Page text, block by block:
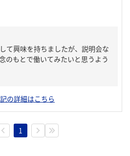
て興味を持ちましたが、説明会な
のもとで働いてみたいと思うよう
の詳細はこちら
1